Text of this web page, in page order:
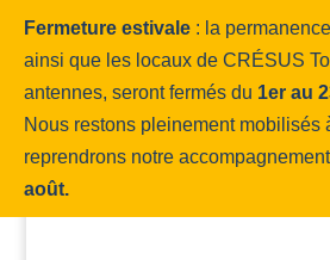
Fermeture estivale : la
ainsi que les locaux de CRÉSUS
antennes, seront fermés du 1er au
Nous restons pleinement mobilisés
reprendrons notre
août.